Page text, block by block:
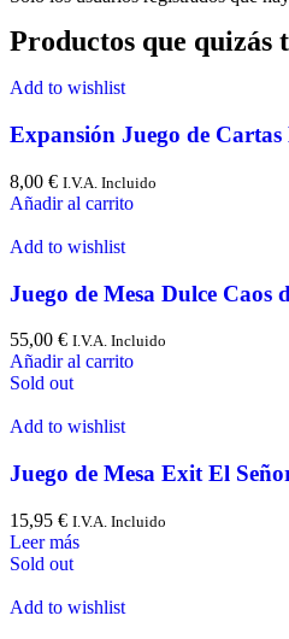
Productos que quizás
Add to wishlist
Expansión Juego de
8,00 € I.V.A. Incluido
Añadir al carrito
Add to wishlist
Juego de Mesa Dulce Caos
55,00 € I.V.A. Incluido
Añadir al carrito
Sold out
Add to wishlist
Juego de Mesa Exit El
15,95 € I.V.A. Incluido
Leer más
Sold out
Add to wishlist